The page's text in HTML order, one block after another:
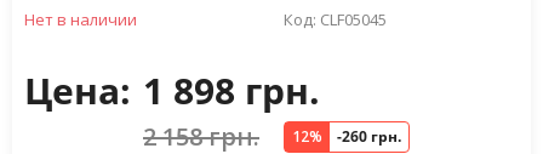
Нет в наличии Код: CLF05045
Цена: 1 898 грн.
2 158 грн. 12% -260 грн.